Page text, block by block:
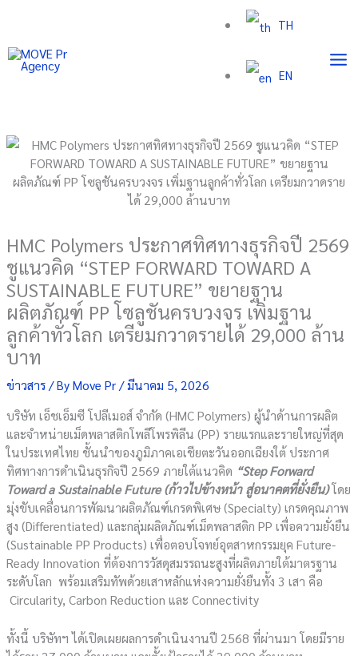
content
TH
EN
HMC Polymers ประกาศทิศทางธุรกิจปี 2569
ชูแนวคิด “STEP FORWARD TOWARD A
SUSTAINABLE FUTURE” ขยายฐาน
ผลิตภัณฑ์ PP โซลูชันครบวงจร เพิ่มฐาน
ลูกค้าทั่วโลก เตรียมกวาดรายได้ 29,000 ล้าน
บาท
ข่าวสาร/ ByMove Pr/มีนาคม 5, 2026
บริษัท เอ็ชเอ็มซี โปลีเมอส์ จำกัด (HMC Polymers) ผู้นำด้านการผลิต
และจำหน่ายเม็ดพลาสติกโพลีโพรพิลีน (PP) รายแรกและรายใหญ่ที่สุด
ในประเทศไทย ชั้นนำของภูมิภาคเอเชียตะวันออกเฉียงใต้ ประกาศ
ทิศทางการดำเนินธุรกิจปี 2569 ภายใต้แนวคิด “Step Forward
Toward a Sustainable Future (ก้าวไปข้างหน้า สู่อนาคตที่ยั่งยืน)โดย
มุ่งขับเคลื่อนการพัฒนาผลิตภัณฑ์เกรดพิเศษ (Specialty) เกรดคุณภาพ
สูง (Differentiated) และกลุ่มผลิตภัณฑ์เม็ดพลาสติก PP เพื่อความยั่งยืน
(Sustainable PP Products) เพื่อตอบโจทย์อุตสาหกรรมยุค Future-
Ready Innovation ที่ต้องการวัสดุสมรรถนะสูงที่ผลิตภายใต้มาตรฐาน
ระดับโลก พร้อมเสริมทัพด้วยเสาหลักแห่งความยั่งยืนทั้ง 3 เสา คือ
Circularity, Carbon Reduction และ Connectivity
ทั้งนี้ บริษัทฯ ได้เปิดเผยผลการดำเนินงานปี 2568 ที่ผ่านมา โดยมีราย